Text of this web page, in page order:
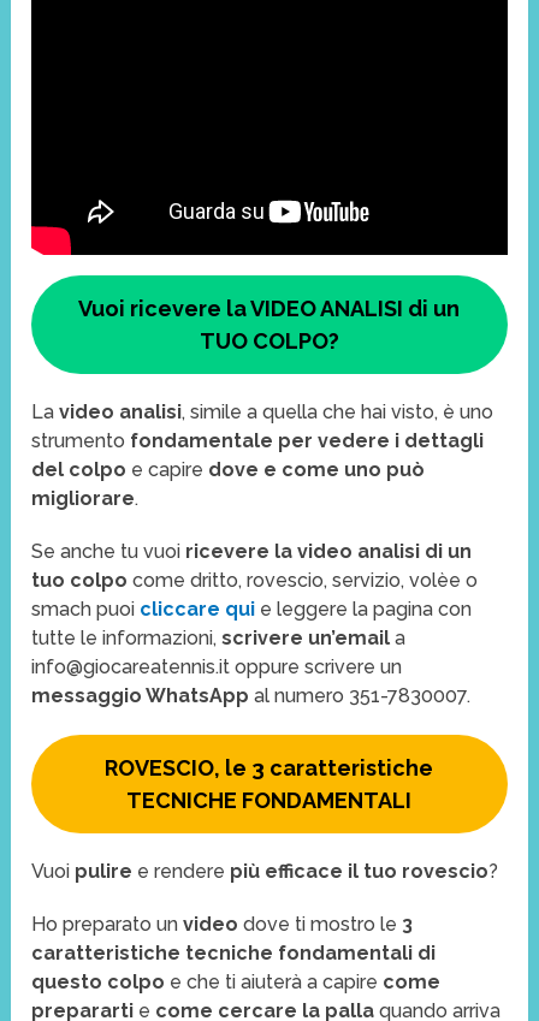
Vuoi ricevere la VIDEO ANALISI di un
TUO COLPO?
Lavideo analisi, simile a quella che hai visto, è uno
strumento fondamentale per vedere i dettagli
del colpo e capire dove e come uno può
migliorare.
Se anche tu vuoi ricevere la video analisi di un
tuo colpo come dritto, rovescio, servizio, volèe o
smach puoi cliccare qui e leggere la pagina con
tutte le informazioni,scrivere un’emaila
info@giocareatennis.it oppure scrivere un
messaggio WhatsApp al numero 351-7830007.
ROVESCIO, le 3 caratteristiche
TECNICHE FONDAMENTALI
Vuoi pulire e rendere più efficace il tuo rovescio?
Ho preparato unvideodove ti mostro le 3
caratteristiche tecniche fondamentali di
questo colpo e che ti aiuterà a capire come
prepararti e come cercare la palla quando arriva